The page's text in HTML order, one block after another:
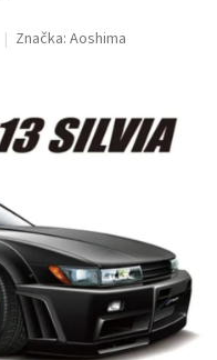
Značka: Aoshima